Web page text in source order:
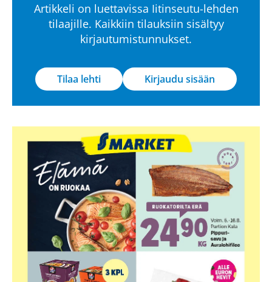
Artikkeli on luettavissa Iitinseutu-lehden
tilaajille. Kaikkiin tilauksiin sisältyy
kirjautumistunnukset.
Tilaa lehti Kirjaudu sisään